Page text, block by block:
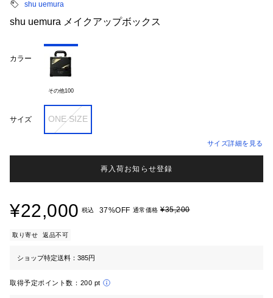
shu uemura
shu uemura メイクアップボックス
カラー
その他100
サイズ ONE SIZE
サイズ詳細を見る
再入荷お知らせ登録
¥22,000 税込 37%OFF 通常価格 ¥35,200
取り寄せ 返品不可
ショップ特定送料：385円
取得予定ポイント数： 200 pt